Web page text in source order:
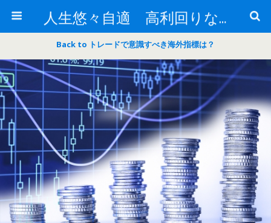
人生悠々自適 高利回りな投資法!
Back to トレードで意識すべき海外指標は？